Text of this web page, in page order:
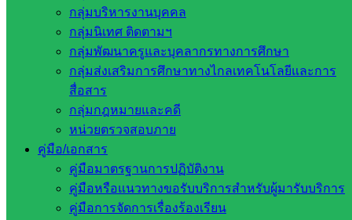
กลุ่มบริหารงานบุคคล
กลุ่มนิเทศ ติดตามฯ
กลุ่มพัฒนาครูและบุคลากรทางการศึกษา
กลุ่มส่งเสริมการศึกษาทางไกลเทคโนโลยีและการ
สื่อสาร
กลุ่มกฎหมายและคดี
หน่วยตรวจสอบภาย
คู่มือ/เอกสาร
คู่มือมาตรฐานการปฏิบัติงาน
คู่มือหรือแนวทางขอรับบริการสำหรับผู้มารับบริการ
คู่มือการจัดการเรื่องร้องเรียน
Post Views: 410